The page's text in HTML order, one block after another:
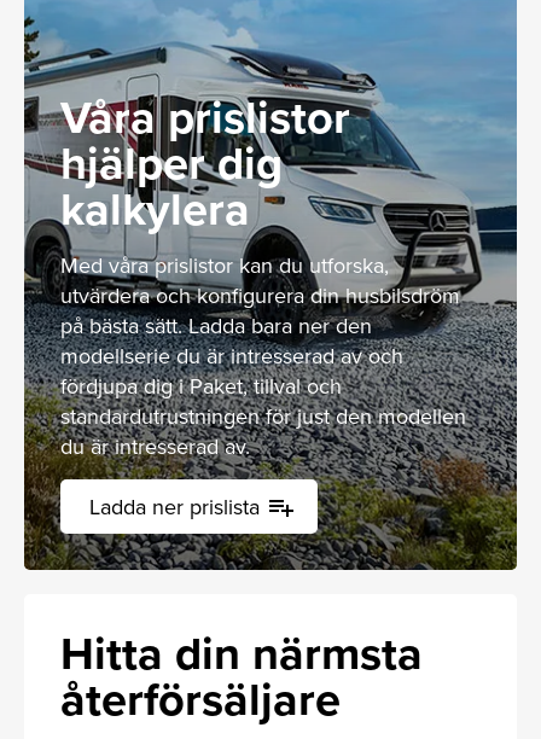
Våra prislistor
hjälper dig
kalkylera
Med våra prislistor kan du utforska,
utvärdera och konfigurera din husbilsdröm
på bästa sätt. Ladda bara ner den
modellserie du är intresserad av och
fördjupa dig i Paket, tillval och
standardutrustningen för just den modellen
du är intresserad av.
Ladda ner prislista playlist_add
Hitta din närmsta
återförsäljare